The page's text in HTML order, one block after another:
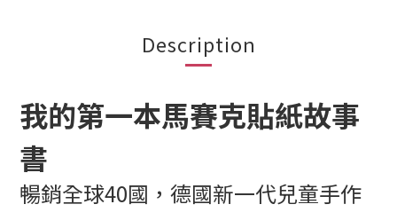
Description
我的第一本馬賽克貼紙故事
書
暢銷全球40國，德國新一代兒童手作